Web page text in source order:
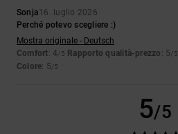
Sonja16. luglio 2026
Perché potevo scegliere :)
Mostra originale - Deutsch
Comfort: 4/5 Rapporto qualità-prezzo : 5/5
Colore: 5/5
5/5